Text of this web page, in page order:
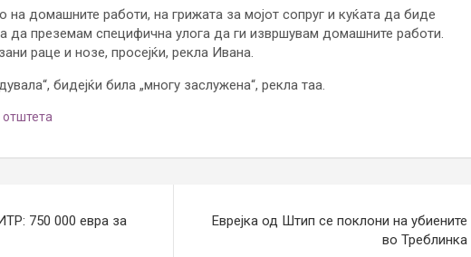
на домашните работи, на грижата за мојот сопруг и куќата да биде
да преземам специфична улога да ги извршувам домашните работи.
раце и нозе, просејќи, рекла Ивана.
бидејќи била „многу заслужена“, рекла таа.
отштета
750 000 евра за
Еврејка од Штип се поклони на убиените
во Треблинка